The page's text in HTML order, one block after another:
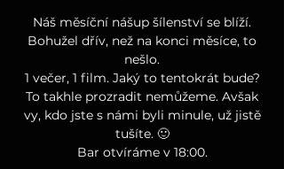
Náš měsíční nášup šílenství se blíží.
Bohužel dřív, než na konci měsíce, to
nešlo.
1 večer, 1 film. Jaký to tentokrát bude?
To takhle prozradit nemůžeme. Avšak
vy, kdo jste s námi byli minule, už jistě
tušíte. 🙂
Bar otvíráme v 18:00.